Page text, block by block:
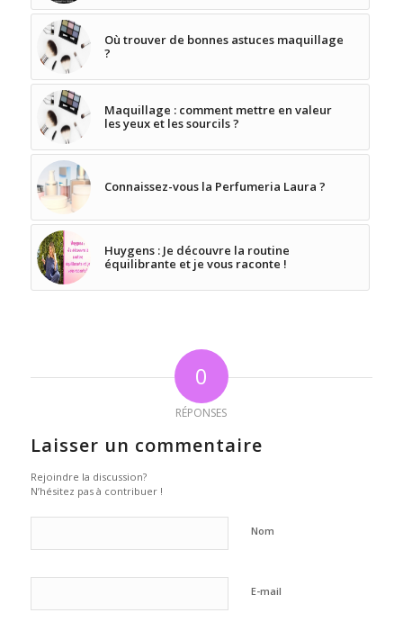
Où trouver de bonnes astuces maquillage
?
Maquillage : comment mettre en valeur
les yeux et les sourcils ?
Connaissez-vous la Perfumeria Laura ?
Huygens : Je découvre la routine
équilibrante et je vous raconte !
0
RÉPONSES
Laisser un commentaire
Rejoindre la discussion?
N’hésitez pas à contribuer !
Nom
E-mail